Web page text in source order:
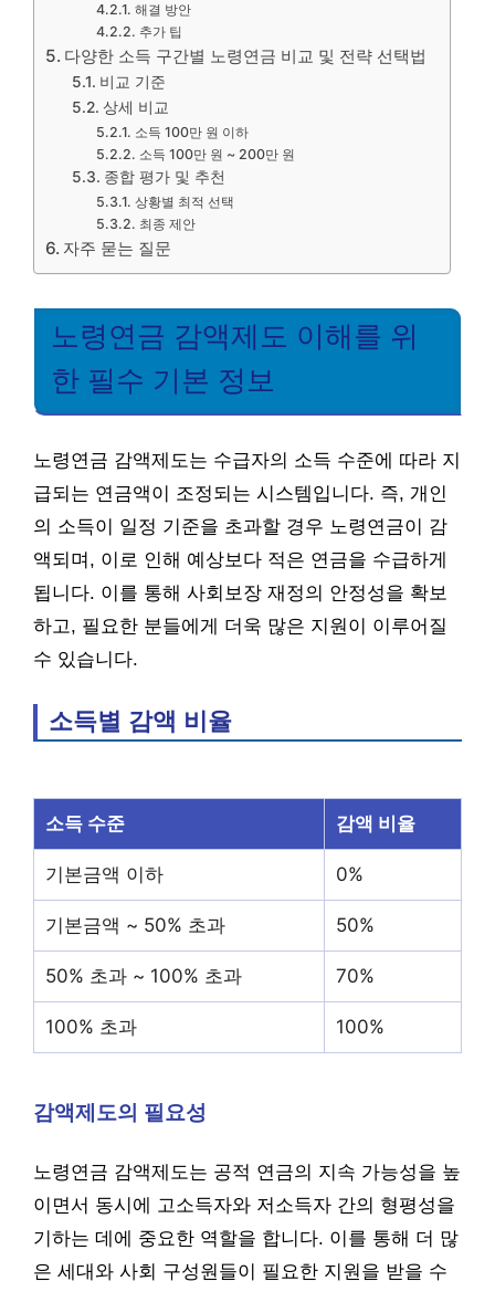
해결 방안
추가 팁
다양한 소득 구간별 노령연금 비교 및 전략 선택법
비교 기준
상세 비교
소득 100만 원 이하
소득 100만 원 ~ 200만 원
종합 평가 및 추천
상황별 최적 선택
최종 제안
자주 묻는 질문
노령연금 감액제도 이해를 위
한 필수 기본 정보
노령연금 감액제도는 수급자의 소득 수준에 따라 지
급되는 연금액이 조정되는 시스템입니다. 즉, 개인
의 소득이 일정 기준을 초과할 경우 노령연금이 감
액되며, 이로 인해 예상보다 적은 연금을 수급하게
됩니다. 이를 통해 사회보장 재정의 안정성을 확보
하고, 필요한 분들에게 더욱 많은 지원이 이루어질
수 있습니다.
소득별 감액 비율
소득 수준 감액 비율
기본금액 이하 0%
기본금액 ~ 50% 초과 50%
50% 초과 ~ 100% 초과 70%
100% 초과 100%
감액제도의 필요성
노령연금 감액제도는 공적 연금의 지속 가능성을 높
이면서 동시에 고소득자와 저소득자 간의 형평성을
기하는 데에 중요한 역할을 합니다. 이를 통해 더 많
은 세대와 사회 구성원들이 필요한 지원을 받을 수